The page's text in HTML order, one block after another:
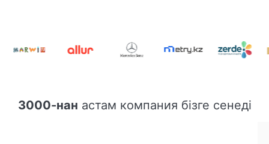
3000-нан астам компания бізге сенеді